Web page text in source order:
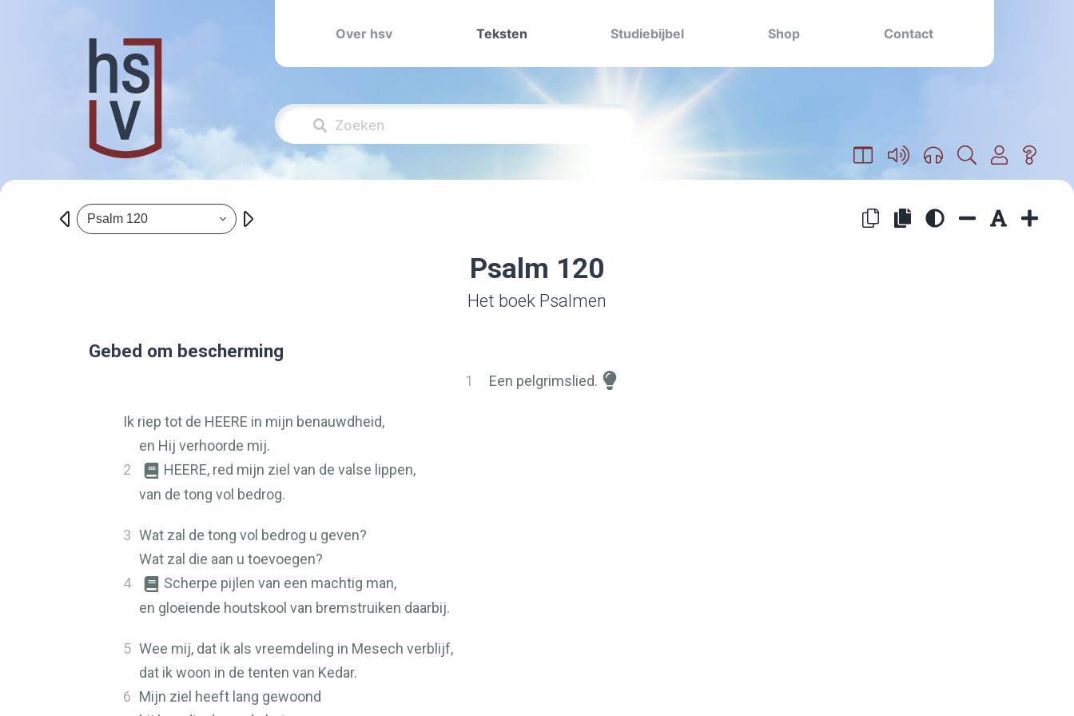
Over hsv Teksten Studiebijbel Shop Contact
Psalm 120
Psalm 120
Het boek Psalmen
Gebed om bescherming
1 Een pelgrimslied.
Ik riep tot de HEERE in mijn benauwdheid,
en Hij verhoorde mij.
2
HEERE, red mijn ziel van de valse lippen,
van de tong vol bedrog.
3 Wat zal de tong vol bedrog u geven?
Wat zal die aan u toevoegen?
4
Scherpe pijlen van een machtig man,
en gloeiende houtskool van bremstruiken daarbij.
5 Wee mij, dat ik als vreemdeling in Mesech verblijf,
dat ik woon in de tenten van Kedar.
6 Mijn ziel heeft lang gewoond